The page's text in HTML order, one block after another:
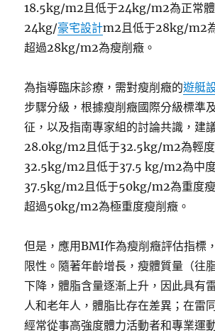
18.5kg/m2且低于24kg/m2為正常體
24kg/豪宅設計m2且低于28kg/m2
超過28kg/m2為瘦削癥。
為指導臨床診療，需對瘦削癥的遊艇
步驟分級，根據瘦削癥國際分級標準
征，以及指南專家組的討論共識，建
28.0kg/m2且低于32.5kg/m2為輕度
32.5kg/m2且低于37.5 kg/m2為中度
37.5kg/m2且低于50kg/m2為重度
超過50kg/m2為極重度瘦削癥。
但是，應用BMI作為瘦削癥評估指標
限性。隨著年齡增長，瘦體質量（往
下降，體脂含量逐漸上升，因此具有
人和老年人，體脂比存在差異；在雷
經常從事高強度體力活動者和專業運